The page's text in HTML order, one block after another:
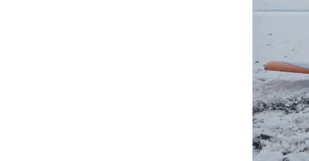
н
в
.
Ф
О
Т